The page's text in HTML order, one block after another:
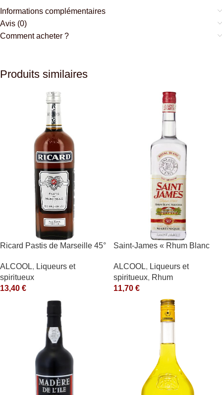
Informations complémentaires
Avis (0)
Comment acheter ?
Produits similaires
Ricard Pastis de Marseille 45°
ALCOOL, Liqueurs et
spiritueux
13,40 €
Saint-James « Rhum Blanc
ALCOOL, Liqueurs et
spiritueux, Rhum
11,70 €